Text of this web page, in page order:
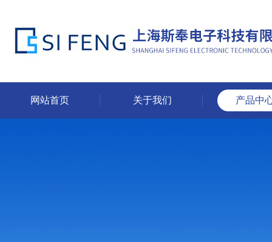
网站首页 关于我们 产品中